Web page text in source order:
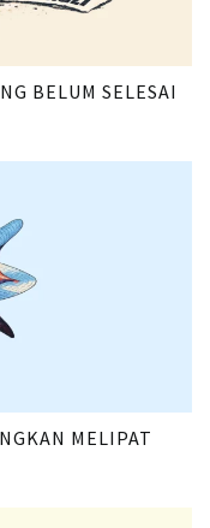
BELUM SELESAI
MELIPAT